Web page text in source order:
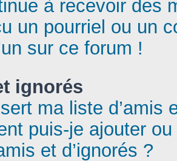
à recevoir des
un pourriel ou un
sur ce forum !
ignorés
ma liste d’amis
puis-je ajouter
et d’ignorés ?